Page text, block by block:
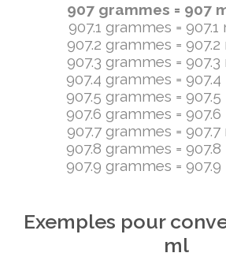
907 grammes = 907
907.1 grammes =
907.2 grammes =
907.3 grammes =
907.4 grammes =
907.5 grammes =
907.6 grammes =
907.7 grammes =
907.8 grammes =
907.9 grammes =
Exemples pour
ml